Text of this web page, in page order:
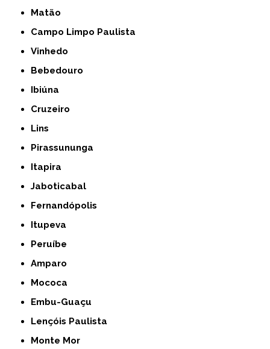
Matão
Campo Limpo Paulista
Vinhedo
Bebedouro
Ibiúna
Cruzeiro
Lins
Pirassununga
Itapira
Jaboticabal
Fernandópolis
Itupeva
Peruíbe
Amparo
Mococa
Embu-Guaçu
Lençóis Paulista
Monte Mor